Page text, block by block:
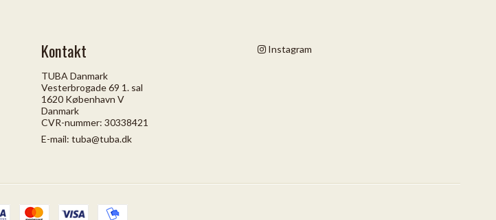
Kontakt
TUBA Danmark
Vesterbrogade 69 1. sal
1620 København V
Danmark
CVR-nummer: 30338421
E-mail: tuba@tuba.dk
Instagram